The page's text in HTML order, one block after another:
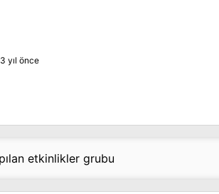
3 yıl önce
etkinlikler grubu